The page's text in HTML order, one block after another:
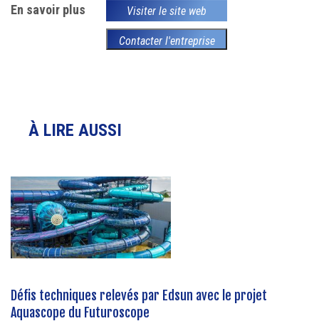
En savoir plus Visiter le site web
Contacter l'entreprise
À LIRE AUSSI
Défis techniques relevés par Edsun avec le projet
Aquascope du Futuroscope